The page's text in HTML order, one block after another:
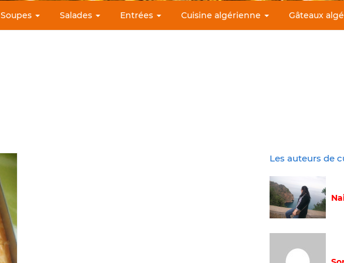
Soupes Salades Entrées Cuisine algérienne Gâteaux
Les auteurs de